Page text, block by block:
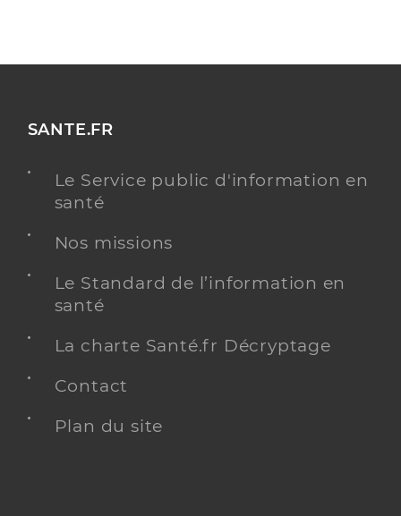
SANTE.FR
Le Service public d'information en
santé
Nos missions
Le Standard de l’information en
santé
La charte Santé.fr Décryptage
Contact
Plan du site